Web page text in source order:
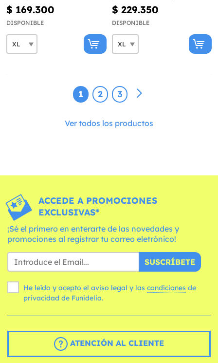
$ 169.300
DISPONIBLE
$ 229.350
DISPONIBLE
1 2 3
Ver todos los productos
ACCEDE A PROMOCIONES
EXCLUSIVAS*
¡Sé el primero en enterarte de las novedades y
promociones al registrar tu correo eletrónico!
SUSCRÍBETE
He leído y acepto el aviso legal y las condiciones
privacidad de Funidelia.
ATENCIÓN AL CLIENTE